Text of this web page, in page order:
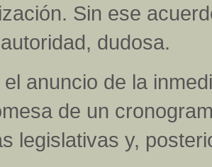
Sin ese
dudosa.
anuncio de la
de un
legislativas y,